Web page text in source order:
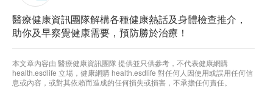
醫療健康資訊團隊解構各種健康熱話及身體檢查推介，
助你及早察覺健康需要，預防勝於治療！
本文章內容由 醫療健康資訊團隊 提供並只供參考，不代表健康網購
health.esdlife 立場，健康網購 health.esdlife 對任何人因使用或誤用任何信
息或內容，或對其依賴而造成的任何損失或損害，不承擔任何責任。